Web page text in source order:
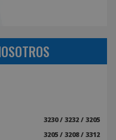
3230 / 3232 / 3205
3205 / 3208 / 3312